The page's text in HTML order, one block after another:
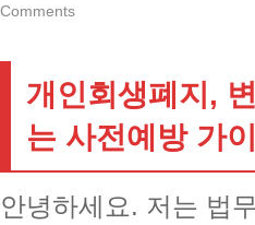
Comments
개인회생폐지,
는 사전예방 가
안녕하세요. 저는 법